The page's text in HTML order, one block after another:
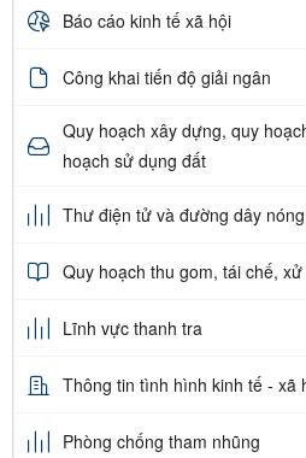
Báo cáo kinh tế xã hội
Công khai tiến độ giải ngân
Quy hoạch xây dựng, quy
hoạch sử dụng đất
Thư điện tử và đường dây nóng
Quy hoạch thu gom, tái chế,
Lĩnh vực thanh tra
Thông tin tình hình kinh tế - xã
Phòng chống tham nhũng